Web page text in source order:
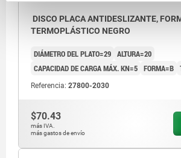
DISCO PLACA ANTIDESLIZANTE,
TERMOPLÁSTICO NEGRO
DIÁMETRO DEL PLATO=29 ALTURA=20
CAPACIDAD DE CARGA MÁX. KN=5 FORMA=B
Referencia: 27800-2030
$70.43
más IVA.
más gastos de envío